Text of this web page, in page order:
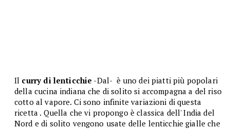
Il curry di lenticchie -Dal- è uno dei piatti più popolari
della cucina indiana che di solito si accompagna a del riso
cotto al vapore. Ci sono infinite variazioni di questa
ricetta . Quella che vi propongo è classica dell' India del
Nord e di solito vengono usate delle lenticchie gialle che